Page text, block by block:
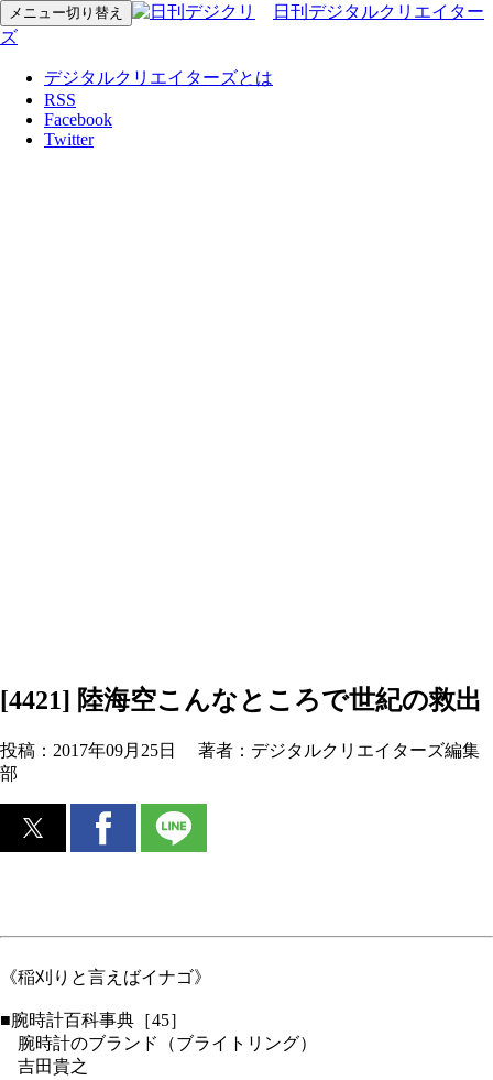
メニュー切り替え
日刊デジタルクリエイター
ズ
デジタルクリエイターズとは
RSS
Facebook
Twitter
[4421] 陸海空こんなところで世紀の救出
投稿： 2017年09月25日 著者： デジタルクリエイターズ編集
部
《稲刈りと言えばイナゴ》
■腕時計百科事典［45］
腕時計のブランド（ブライトリング）
吉田貴之